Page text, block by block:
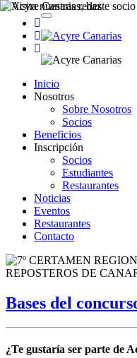
Toggle
navigation
Inicio
Nosotros
Sobre Nosotros
Socios
Beneficios
Inscripción
Socios
Estudiantes
Restaurantes
Noticias
Eventos
Restaurantes
Contacto
Bases del
¿Te gustaría ser parte de